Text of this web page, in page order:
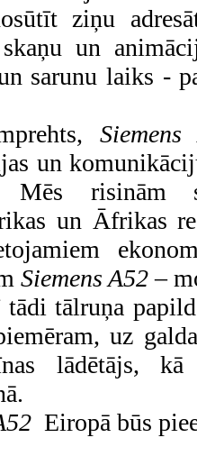
ziņu
un
sarunu laiks -
Siemens
un
risinām
un Āfrikas
Siemens A52–
tādi tālruņa
uz
lādētājs,
Eiropā būs